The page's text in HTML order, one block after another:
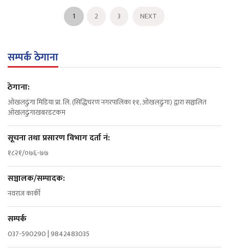
1 2 3 NEXT
सम्पर्क ठेगाना
ठेगाना:
ओखलढुंगा मिडिया प्रा. लि. (सिद्धिचरण नगरपालिका ११, ओखलढुंगा) द्वारा सञ्चालित
ओखलढुंगाखबरडटकम
सूचना तथा प्रसारण विभाग दर्ता नं:
१८२१/०७६-७७
सञ्चालक/सम्पादक:
नवराज कार्की
सम्पर्क
037-590290 | 9842483035